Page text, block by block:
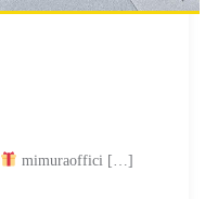
mimuraoffici […]